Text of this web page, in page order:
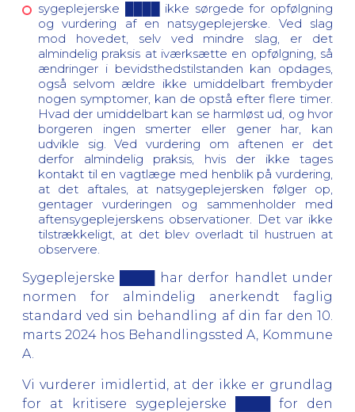
sygeplejerske ████ ikke sørgede for opfølgning
og vurdering af en natsygeplejerske. Ved slag
mod hovedet, selv ved mindre slag, er det
almindelig praksis at iværksætte en opfølgning, så
ændringer i bevidsthedstilstanden kan opdages,
også selvom ældre ikke umiddelbart frembyder
nogen symptomer, kan de opstå efter flere timer.
Hvad der umiddelbart kan se harmløst ud, og hvor
borgeren ingen smerter eller gener har, kan
udvikle sig. Ved vurdering om aftenen er det
derfor almindelig praksis, hvis der ikke tages
kontakt til en vagtlæge med henblik på vurdering,
at det aftales, at natsygeplejersken følger op,
gentager vurderingen og sammenholder med
aftensygeplejerskens observationer. Det var ikke
tilstrækkeligt, at det blev overladt til hustruen at
observere.
Sygeplejerske ████ har derfor handlet under
normen for almindelig anerkendt faglig
standard ved sin behandling af din far den 10.
marts 2024 hos Behandlingssted A, Kommune
A.
Vi vurderer imidlertid, at der ikke er grundlag
for at kritisere sygeplejerske ████ for den